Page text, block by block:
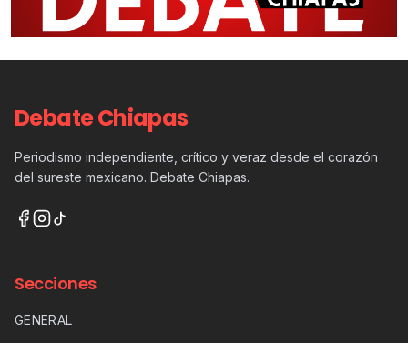
Debate Chiapas
Periodismo independiente, crítico y veraz desde el corazón
del sureste mexicano. Debate Chiapas.
Secciones
GENERAL